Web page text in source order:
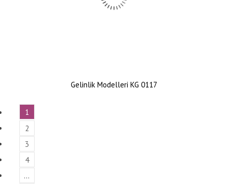
Gelinlik Modelleri KG 0117
1
2
3
4
…